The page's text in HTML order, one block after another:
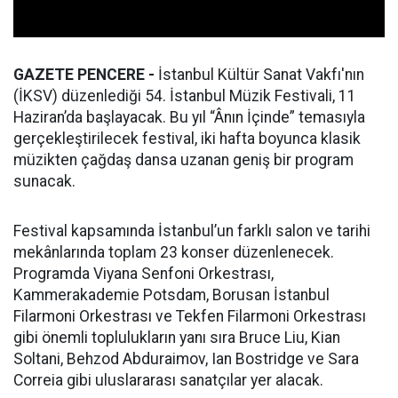
GAZETE PENCERE - İstanbul Kültür Sanat Vakfı'nın
(İKSV) düzenlediği 54. İstanbul Müzik Festivali, 11
Haziran’da başlayacak. Bu yıl “Ânın İçinde” temasıyla
gerçekleştirilecek festival, iki hafta boyunca klasik
müzikten çağdaş dansa uzanan geniş bir program
sunacak.
Festival kapsamında İstanbul’un farklı salon ve tarihi
mekânlarında toplam 23 konser düzenlenecek.
Programda Viyana Senfoni Orkestrası,
Kammerakademie Potsdam, Borusan İstanbul
Filarmoni Orkestrası ve Tekfen Filarmoni Orkestrası
gibi önemli toplulukların yanı sıra Bruce Liu, Kian
Soltani, Behzod Abduraimov, Ian Bostridge ve Sara
Correia gibi uluslararası sanatçılar yer alacak.